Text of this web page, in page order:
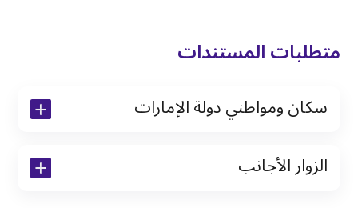
متطلبات المستندات
سكان ومواطني دولة الإمارات
نسخة من تأشيرة الاقامة
الزوار الأجانب